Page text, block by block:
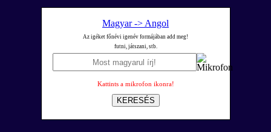
Magyar -> Angol
Az igéket főnévi igenév formájában add meg!
futni, játszani, stb.
Kattints a mikrofon ikonra!
KERESÉS